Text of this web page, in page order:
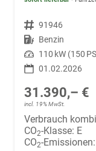
Fahrzeugnr. 91946
Kraftstoff Benzin
Leistung 110 kW (150
01.02.2026
31.390,– €
incl. 19% MwSt.
Verbrauch
CO2-Klasse: E
CO2-Emissionen: